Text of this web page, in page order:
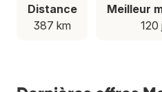
Distance
387 km
Meilleur
120